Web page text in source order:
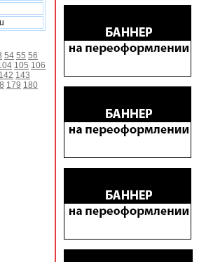
54 55 56
105 106
142 143
179 180